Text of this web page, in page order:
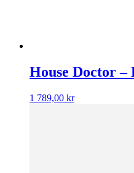
House Doctor
1 789,00 kr